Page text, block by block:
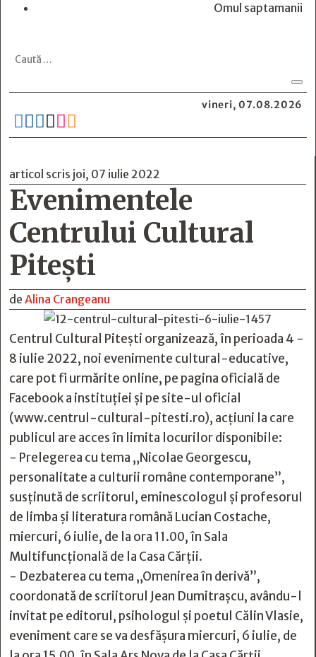
Omul saptamanii
vineri, 07.08.2026
     
articol scris joi, 07 iulie 2022
Evenimentele
Centrului Cultural
Piteşti
de Alina Crangeanu
Centrul Cultural Pitești organizează, în perioada 4 -
8 iulie 2022, noi evenimente cultural-educative,
care pot fi urmărite online, pe pagina oficială de
Facebook a instituției și pe site-ul oficial
(www.centrul-cultural-pitesti.ro), acțiuni la care
publicul are acces în limita locurilor disponibile:
- Prelegerea cu tema „Nicolae Georgescu,
personalitate a culturii române contemporane”,
susținută de scriitorul, eminescologul și profesorul
de limba și literatura română Lucian Costache,
miercuri, 6 iulie, de la ora 11.00, în Sala
Multifuncțională de la Casa Cărții.
- Dezbaterea cu tema „Omenirea în derivă”,
coordonată de scriitorul Jean Dumitrașcu, avându-l
invitat pe editorul, psihologul și poetul Călin Vlasie,
eveniment care se va desfășura miercuri, 6 iulie, de